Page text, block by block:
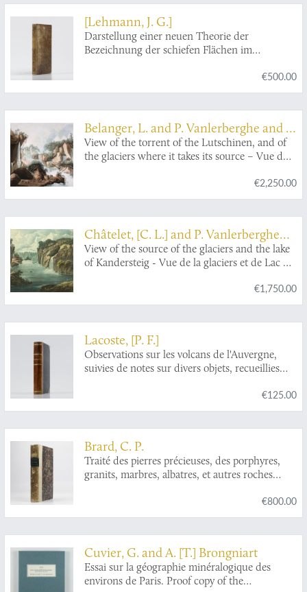
savantes. Tomes Mineraux 1-16. [Théorie de la
terre 1-3; Epoques de la nature; Introduction a
l'histoire des minéraux 1-3; Mineraux 1-9].
[Lehmann, J. G.]
Darstellung einer neuen Theorie der
Bezeichnung der schiefen Flächen im
€500.00
Belanger, L. and P. Vanlerberghe and S.
Malgo
View of the torrent of the Lutschinen, and of
the glaciers where it takes its source – Vue du
€2,250.00
Châtelet, [C. L.] and P. Vanlerberghe
and J. Merigot
View of the source of the glaciers and the lake
of Kandersteig - Vue de la glaciers et de Lac du
€1,750.00
Lacoste, [P. F.]
Observations sur les volcans de l'Auvergne,
suivies de notes sur divers objets, recueillies
€125.00
Brard, C. P.
Traité des pierres précieuses, des porphyres,
granits, marbres, albatres, et autres roches
monumens publics et les edifices particuliers;
suivi de la description des machines dont on se
marbrier; ouvrage utile aux joailliers, lapidaires,
bijoutiers; aux architectes, décorateurs, etc.,
etc.
€800.00
Cuvier, G. and A. [T.] Brongniart
Essai sur la géographie minéralogique des
environs de Paris. Proof copy of the